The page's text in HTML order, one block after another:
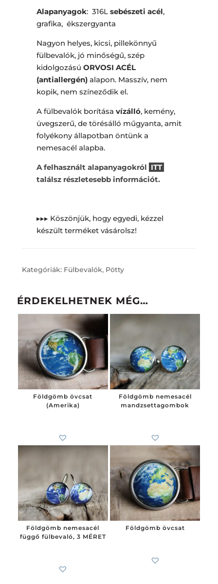
Alapanyagok: 316Lsebészeti acél,
grafika, ékszergyanta
Nagyon helyes, kicsi, pillekönnyű
fülbevalók, jó minőségű, szép
kidolgozású ORVOSI ACÉL
(antiallergén) alapon. Masszív, nem
kopik, nem színeződik el.
A fülbevalók borítása vízálló, kemény,
üvegszerű, de törésálló műgyanta, amit
folyékony állapotban öntünk a
nemesacél alapba.
A felhasznált alapanyagokról ITT
találsz részletesebb információt.
▸▸▸ Köszönjük, hogy egyedi, kézzel
készült terméket vásárolsz!
Kategóriák: Fülbevalók, Pötty
ÉRDEKELHETNEK MÉG…
Földgömb övcsat
(Amerika)
Földgömb nemesacél
mandzsettagombok
Földgömb nemesacél
függő fülbevaló, 3 MÉRET
Földgömb övcsat